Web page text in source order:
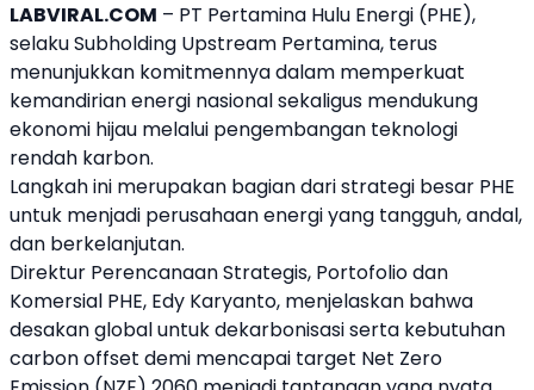
LABVIRAL.COM – PT Pertamina Hulu Energi (PHE),
selaku Subholding Upstream Pertamina, terus
menunjukkan komitmennya dalam memperkuat
kemandirian energi nasional sekaligus mendukung
ekonomi hijau melalui pengembangan teknologi
rendah karbon.
Langkah ini merupakan bagian dari strategi besar PHE
untuk menjadi perusahaan energi yang tangguh, andal,
dan berkelanjutan.
Direktur Perencanaan Strategis, Portofolio dan
Komersial PHE, Edy Karyanto, menjelaskan bahwa
desakan global untuk dekarbonisasi serta kebutuhan
carbon offset demi mencapai target Net Zero